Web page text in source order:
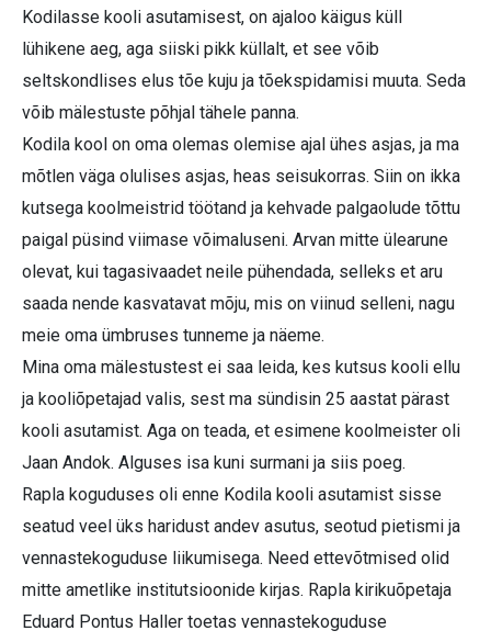
Kodilasse kooli asutamisest, on ajaloo käigus küll
lühikene aeg, aga siiski pikk küllalt, et see võib
seltskondlises elus tõe kuju ja tõekspidamisi muuta. Seda
võib mälestuste põhjal tähele panna.
Kodila kool on oma olemas olemise ajal ühes asjas, ja ma
mõtlen väga olulises asjas, heas seisukorras. Siin on ikka
kutsega koolmeistrid töötand ja kehvade palgaolude tõttu
paigal püsind viimase võimaluseni. Arvan mitte ülearune
olevat, kui tagasivaadet neile pühendada, selleks et aru
saada nende kasvatavat mõju, mis on viinud selleni, nagu
meie oma ümbruses tunneme ja näeme.
Mina oma mälestustest ei saa leida, kes kutsus kooli ellu
ja kooliõpetajad valis, sest ma sündisin 25 aastat pärast
kooli asutamist. Aga on teada, et esimene koolmeister oli
Jaan Andok. Alguses isa kuni surmani ja siis poeg.
Rapla koguduses oli enne Kodila kooli asutamist sisse
seatud veel üks haridust andev asutus, seotud pietismi ja
vennastekoguduse liikumisega. Need ettevõtmised olid
mitte ametlike institutsioonide kirjas. Rapla kirikuõpetaja
Eduard Pontus Haller toetas vennastekoguduse